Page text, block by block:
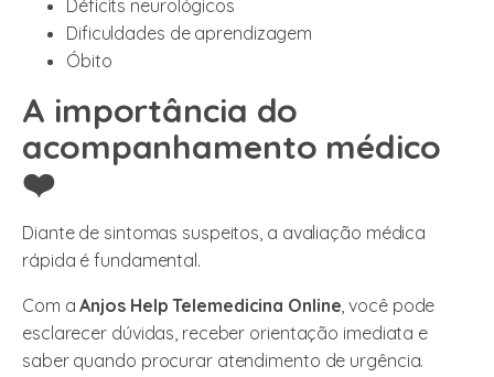
Déficits neurológicos
Dificuldades de aprendizagem
Óbito
A importância do
acompanhamento médico
❤️
Diante de sintomas suspeitos, a avaliação médica
rápida é fundamental.
Com aAnjos Help Telemedicina Online, você pode
esclarecer dúvidas, receber orientação imediata e
saber quando procurar atendimento de urgência.